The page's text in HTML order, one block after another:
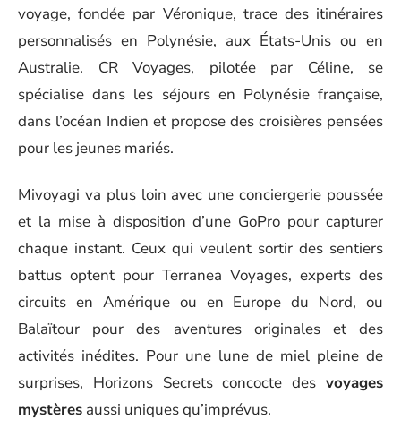
voyage, fondée par Véronique, trace des itinéraires
personnalisés en Polynésie, aux États-Unis ou en
Australie. CR Voyages, pilotée par Céline, se
spécialise dans les séjours en Polynésie française,
dans l’océan Indien et propose des croisières pensées
pour les jeunes mariés.
Mivoyagi va plus loin avec une conciergerie poussée
et la mise à disposition d’une GoPro pour capturer
chaque instant. Ceux qui veulent sortir des sentiers
battus optent pour Terranea Voyages, experts des
circuits en Amérique ou en Europe du Nord, ou
Balaïtour pour des aventures originales et des
activités inédites. Pour une lune de miel pleine de
surprises, Horizons Secrets concocte des voyages
mystères aussi uniques qu’imprévus.